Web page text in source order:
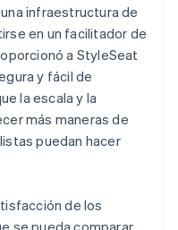
infraestructura de
en un facilitador de
a StyleSeat
y fácil de
la escala y la
más maneras de
puedan hacer
de los
se pueda comparar